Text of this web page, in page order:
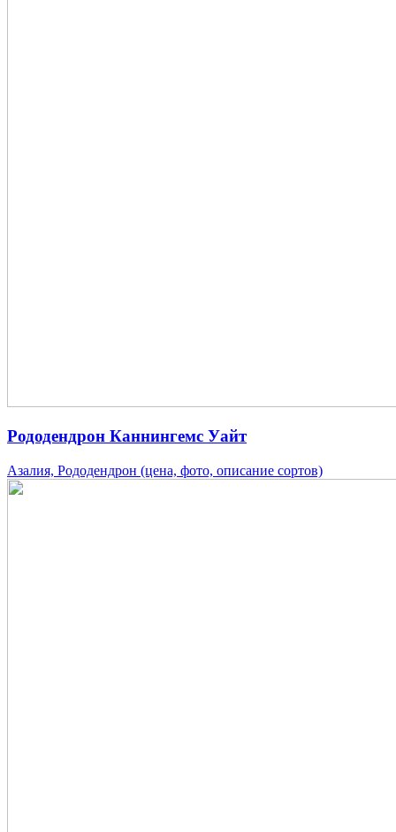
Рододендрон Каннингемс Уайт
Азалия, Рододендрон (цена, фото, описание сортов)